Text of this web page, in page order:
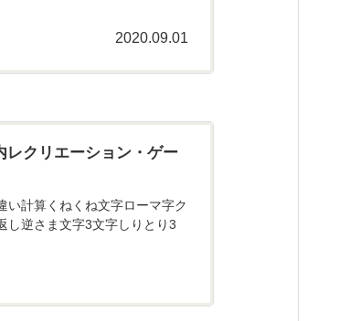
2020.09.01
レクリエーション・ゲー
い計算くねくね文字ローマ字ク
し逆さま文字3文字しりとり3